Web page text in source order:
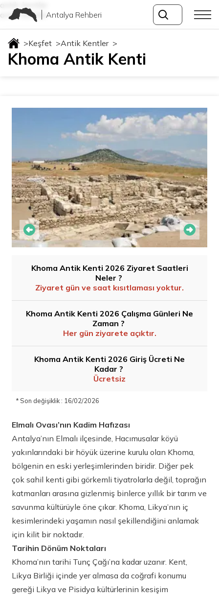
antik-kentler
antik-kentlerAntalya Rehberi
>Keşfet >Antik Kentler >
Khoma Antik Kenti
Khoma Antik Kenti 2026 Ziyaret Saatleri
Neler ?
Ziyaret gün ve saat kısıtlaması yoktur.
Khoma Antik Kenti 2026 Çalışma Günleri Ne
Zaman ?
Her gün ziyarete açıktır.
Khoma Antik Kenti 2026 Giriş Ücreti Ne
Kadar ?
Ücretsiz
* Son değişiklik : 16/02/2026
Elmalı Ovası’nın Kadim Hafızası
Antalya’nın Elmalı ilçesinde, Hacımusalar köyü
yakınlarındaki bir höyük üzerine kurulu olan Khoma,
bölgenin en eski yerleşimlerinden biridir. Diğer pek
çok sahil kenti gibi görkemli tiyatrolarla değil, toprağın
katmanları arasına gizlenmiş binlerce yıllık bir tarım ve
savunma kültürüyle öne çıkar. Khoma, Likya’nın iç
kesimlerindeki yaşamın nasıl şekillendiğini anlamak
için kilit bir noktadır.
Tarihin Dönüm Noktaları
Khoma’nın tarihi Tunç Çağı’na kadar uzanır. Kent,
Likya Birliği içinde yer almasa da coğrafi konumu
gereği Likya ve Pisidya kültürlerinin kesişim